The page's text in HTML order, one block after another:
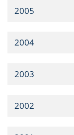
2005
2004
2003
2002